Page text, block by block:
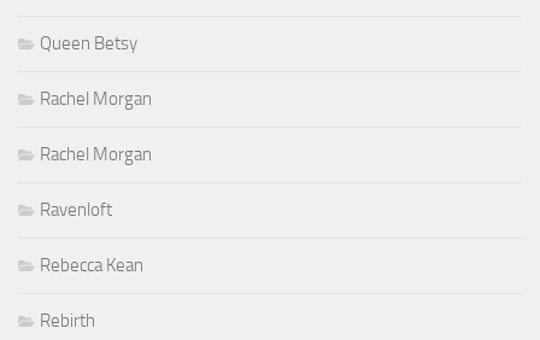
Queen Betsy
Rachel Morgan
Rachel Morgan
Ravenloft
Rebecca Kean
Rebirth